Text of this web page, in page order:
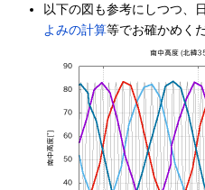
以下の図も参考にしつつ、
よみの計算等でお確かめく